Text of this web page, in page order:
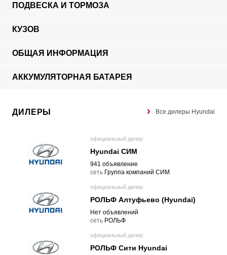
ПОДВЕСКА И ТОРМОЗА
КУЗОВ
ОБЩАЯ ИНФОРМАЦИЯ
АККУМУЛЯТОРНАЯ БАТАРЕЯ
ДИЛЕРЫ Все дилеры Hyundai
официальный дилер
Hyundai СИМ
941 объявление
cеть Группа компаний СИМ
официальный дилер
РОЛЬФ Алтуфьево (Hyundai)
Нет объявлений
cеть РОЛЬФ
официальный дилер
РОЛЬФ Сити Hyundai